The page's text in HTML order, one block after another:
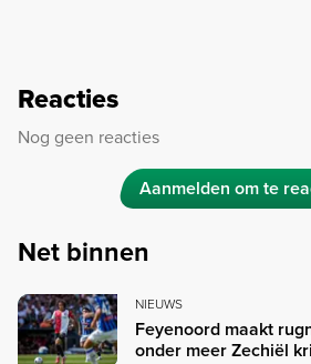
Reacties
Nog geen reacties
Aanmelden om te
Net binnen
NIEUWS
Feyenoord maakt
onder meer Zechiël